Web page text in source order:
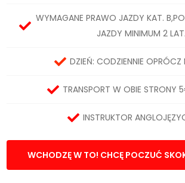
WYMAGANE PRAWO JAZDY KAT.
JAZDY MINIMUM 2
DZIEŃ: CODZIENNIE OPRÓCZ
TRANSPORT W OBIE STRONY
INSTRUKTOR
WCHODZĘ W TO! CHCĘ POCZUĆ